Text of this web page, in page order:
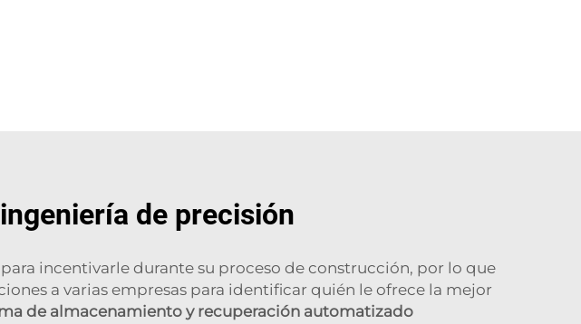
de precisión
incentivarle durante su proceso de construcción, por lo que
a varias empresas para identificar quién le ofrece la mejor
de almacenamiento y recuperación automatizado